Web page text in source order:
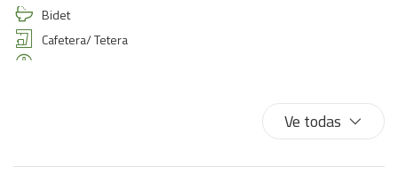
Bidet
Cafetera/ Tetera
Ducha
Ve todas